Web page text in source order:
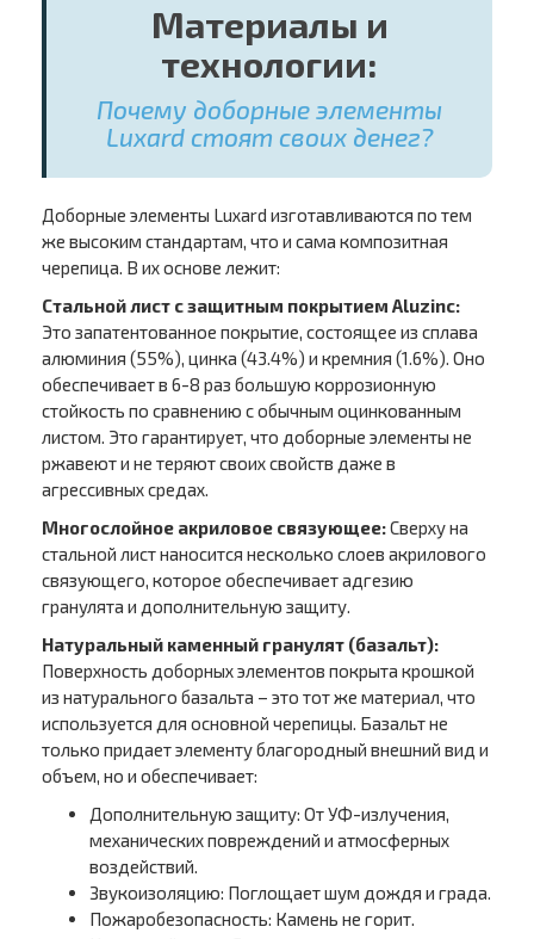
Материалы и
технологии:
Почему доборные элементы
Luxard стоят своих денег?
Доборные элементы Luxard изготавливаются по тем
же высоким стандартам, что и сама композитная
черепица. В их основе лежит:
Стальной лист с защитным покрытием Aluzinc:
Это запатентованное покрытие, состоящее из сплава
алюминия (55%), цинка (43.4%) и кремния (1.6%). Оно
обеспечивает в 6-8 раз большую коррозионную
стойкость по сравнению с обычным оцинкованным
листом. Это гарантирует, что доборные элементы не
ржавеют и не теряют своих свойств даже в
агрессивных средах.
Многослойное акриловое связующее:Сверху на
стальной лист наносится несколько слоев акрилового
связующего, которое обеспечивает адгезию
гранулята и дополнительную защиту.
Натуральный каменный гранулят (базальт):
Поверхность доборных элементов покрыта крошкой
из натурального базальта – это тот же материал, что
используется для основной черепицы. Базальт не
только придает элементу благородный внешний вид и
объем, но и обеспечивает:
Дополнительную защиту: От УФ-излучения,
механических повреждений и атмосферных
воздействий.
Звукоизоляцию: Поглощает шум дождя и града.
Пожаробезопасность: Камень не горит.